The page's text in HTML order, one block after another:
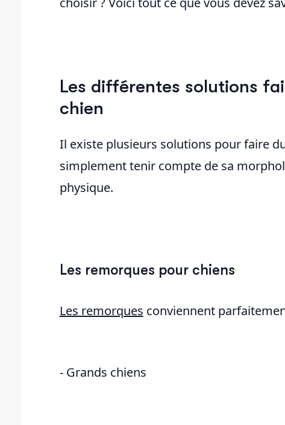
Les différentes solutions
chien
Il existe plusieurs solutions pour faire
simplement tenir compte de sa
physique.
Les remorques pour chiens
Les remorques conviennent
- Grands chiens